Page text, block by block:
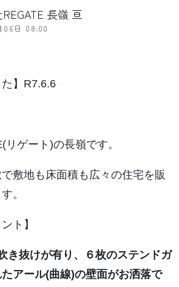
長嶺 亘
06日 08:00
た】R7.6.6
ゲート)の長嶺です。
敷地も床面積も広々の住宅を販
。
ト】
抜けが有り、６枚のステンドガ
アール(曲線)の壁面がお洒落で